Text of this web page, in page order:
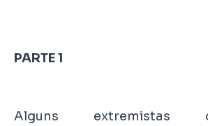
PARTE 1
Alguns extremistas